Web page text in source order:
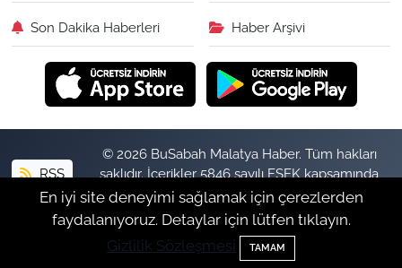
Son Dakika Haberleri Haber Arşivi
RSS
© 2026 BuSabah Malatya Haber. Tüm hakları
saklıdır. İçerikler 5846 sayılı FSEK kapsamında
izinsiz kopyalanamaz.
Haber Yazılımı:TE Bilişim
En iyi site deneyimi sağlamak için çerezlerden
faydalanıyoruz. Detaylar için lütfen tıklayın.
Gizlilik Sözleşmesi
TAMAM